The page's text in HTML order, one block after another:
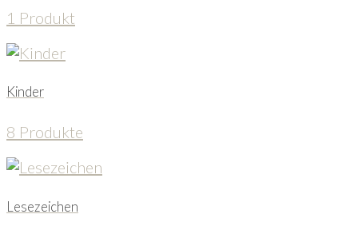
1 Produkt
Kinder
8 Produkte
Lesezeichen